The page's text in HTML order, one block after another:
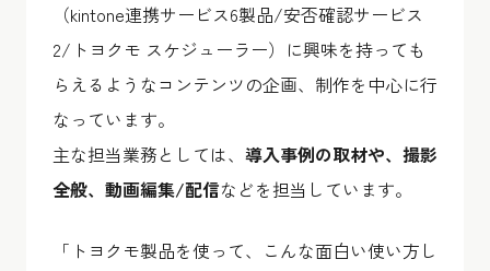
（kintone連携サービス6製品/安否確認サービス
2/トヨクモ スケジューラー）に興味を持っても
らえるようなコンテンツの企画、制作を中心に行
なっています。
主な担当業務としては、 導入事例の取材や、撮影
全般、動画編集/配信などを担当しています。
「トヨクモ製品を使って、こんな面白い使い方し